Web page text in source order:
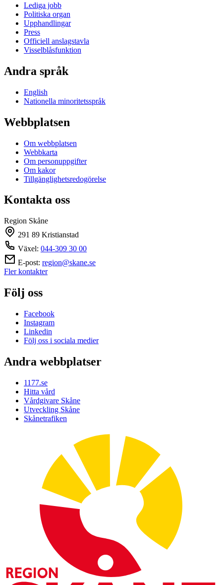
Lediga jobb
Politiska organ
Upphandlingar
Press
Officiell anslagstavla
Visselblåsfunktion
Andra språk
English
Nationella minoritetsspråk
Webbplatsen
Om webbplatsen
Webbkarta
Om personuppgifter
Om kakor
Tillgänglighetsredogörelse
Kontakta oss
Region Skåne
291 89 Kristianstad
Växel: 044-309 30 00
E-post: region@skane.se
Fler kontakter
Följ oss
Facebook
Instagram
Linkedin
Följ oss i sociala medier
Andra webbplatser
1177.se
Hitta vård
Vårdgivare Skåne
Utveckling Skåne
Skånetrafiken